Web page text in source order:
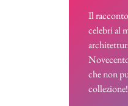
Il
celebri al
che non
collezione!